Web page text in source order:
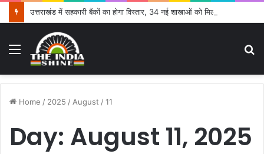
उत्तराखंड में सहकारी बैंकों का होगा विस्तार, 34 नई शाखाओं को मिली मंजूरी
Menu
Home / 2025 / August /11
Day: August 11, 2025